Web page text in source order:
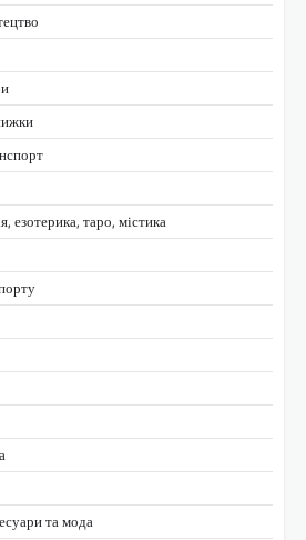
езотерика, таро, містика
та мода